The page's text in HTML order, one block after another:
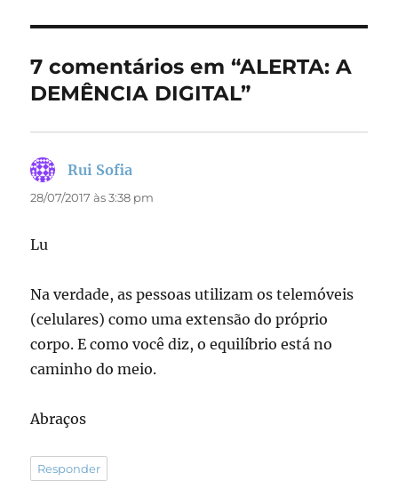
b
o
o
k
d
o
n
7 comentários em “ALERTA: A
DEMÊNCIA DIGITAL”
Rui Sofia
28/07/2017 às 3:38 pm
Lu
Na verdade, as pessoas utilizam os telemóveis
(celulares) como uma extensão do próprio
corpo. E como você diz, o equilíbrio está no
caminho do meio.
Abraços
Responder